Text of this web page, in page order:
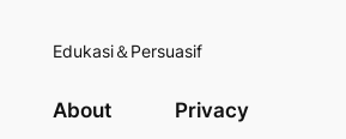
Edukasi＆Persuasif
About Privacy